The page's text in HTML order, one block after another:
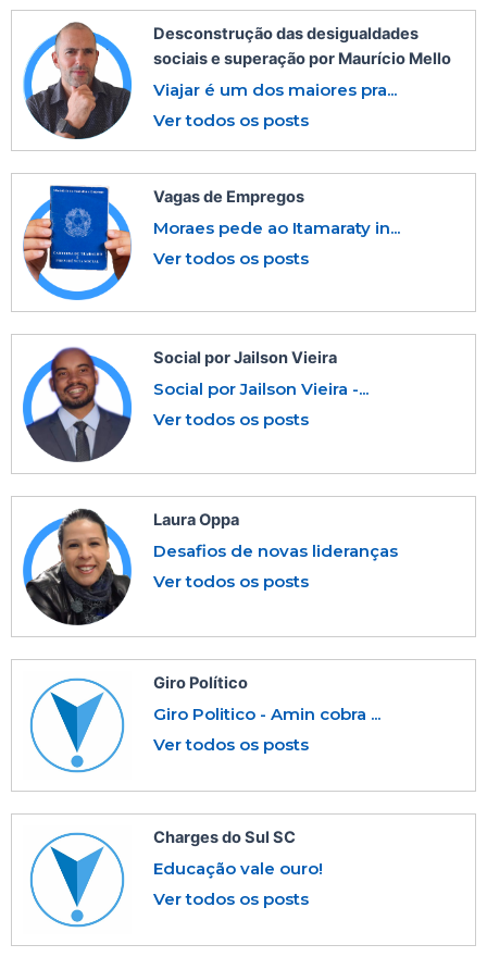
Desconstrução das desigualdades
sociais e superação por Maurício Mello
Viajar é um dos maiores pra...
Ver todos os posts
Vagas de Empregos
Moraes pede ao Itamaraty in...
Ver todos os posts
Social por Jailson Vieira
Social por Jailson Vieira -...
Ver todos os posts
Laura Oppa
Desafios de novas lideranças
Ver todos os posts
Giro Político
Giro Politico - Amin cobra ...
Ver todos os posts
Charges do Sul SC
Educação vale ouro!
Ver todos os posts